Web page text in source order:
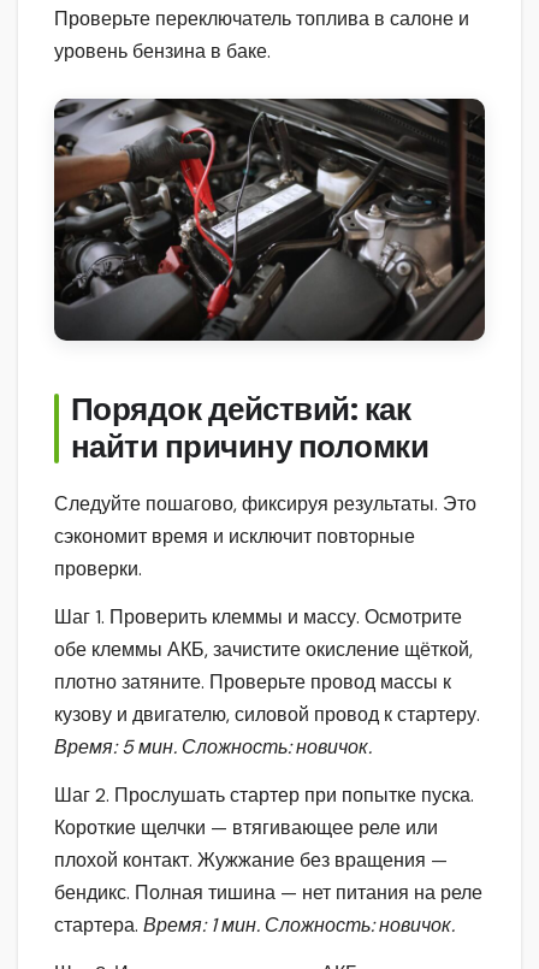
Проверьте переключатель топлива в салоне и
уровень бензина в баке.
Порядок действий: как
найти причину поломки
Следуйте пошагово, фиксируя результаты. Это
сэкономит время и исключит повторные
проверки.
Шаг 1. Проверить клеммы и массу. Осмотрите
обе клеммы АКБ, зачистите окисление щёткой,
плотно затяните. Проверьте провод массы к
кузову и двигателю, силовой провод к стартеру.
Время: 5 мин. Сложность: новичок.
Шаг 2. Прослушать стартер при попытке пуска.
Короткие щелчки — втягивающее реле или
плохой контакт. Жужжание без вращения —
бендикс. Полная тишина — нет питания на реле
стартера. Время: 1 мин. Сложность: новичок.